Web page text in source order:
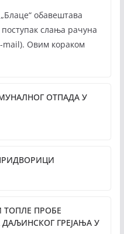
обавештава
слања рачуна
mail). Овим кораком
ОТПАДА У
ТОПЛЕ ПРОБЕ
ГРЕЈАЊА У